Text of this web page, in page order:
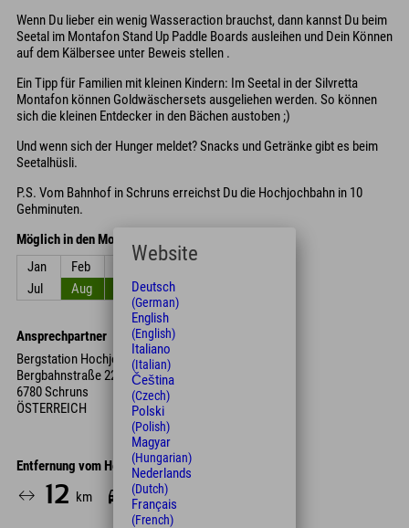
Wenn Du lieber ein wenig Wasseraction brauchst, dann kannst Du beim
Seetal im Montafon Stand Up Paddle Boards ausleihen und Dein Können
auf dem Kälbersee unter Beweis stellen .
Ein Tipp für Familien mit kleinen Kindern: Im Seetal in der Silvretta
Montafon können Goldwäschersets ausgeliehen werden. So können
sich die kleinen Entdecker in den Bächen austoben ;)
Und wenn sich der Hunger meldet? Snacks und Getränke gibt es beim
Seetalhüsli.
P.S. Vom Bahnhof in Schruns erreichst Du die Hochjochbahn in 10
Gehminuten.
Möglich in den Monaten
Jan
Feb
Jul
Aug Sep Okt
Ansprechpartner
Bergstation Hochjochbahn
Bergbahnstraße 22
6780 Schruns
ÖSTERREICH
Entfernung vom Hotel
12 km 15 Min.
Website
Deutsch
(German)
English
(English)
Italiano
(Italian)
Čeština
(Czech)
Polski
(Polish)
Magyar
(Hungarian)
Nederlands
(Dutch)
Français
(French)